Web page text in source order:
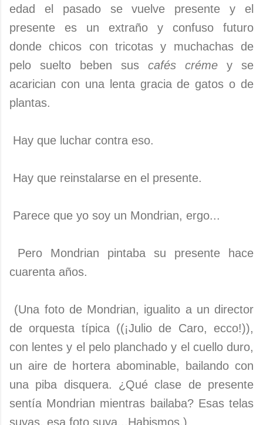
edad el pasado se vuelve presente y el
presente es un extraño y confuso futuro
donde chicos con tricotas y muchachas de
pelo suelto beben sus cafés créme y se
acarician con una lenta gracia de gatos o de
plantas.
Hay que luchar contra eso.
Hay que reinstalarse en el presente.
Parece que yo soy un Mondrian, ergo...
Pero Mondrian pintaba su presente hace
cuarenta años.
(Una foto de Mondrian, igualito a un director
de orquesta típica ((¡Julio de Caro, ecco!)),
con lentes y el pelo planchado y el cuello duro,
un aire de hortera abominable, bailando con
una piba disquera. ¿Qué clase de presente
sentía Mondrian mientras bailaba? Esas telas
suyas, esa foto suya...Habismos.)